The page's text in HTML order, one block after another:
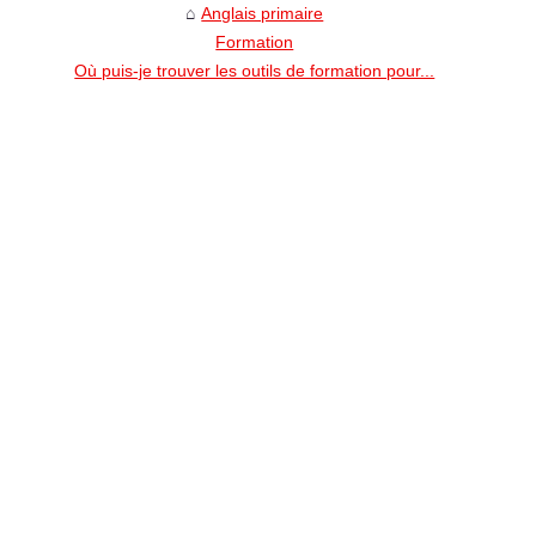
Anglais primaire
Formation
Où puis-je trouver les outils de formation pour...